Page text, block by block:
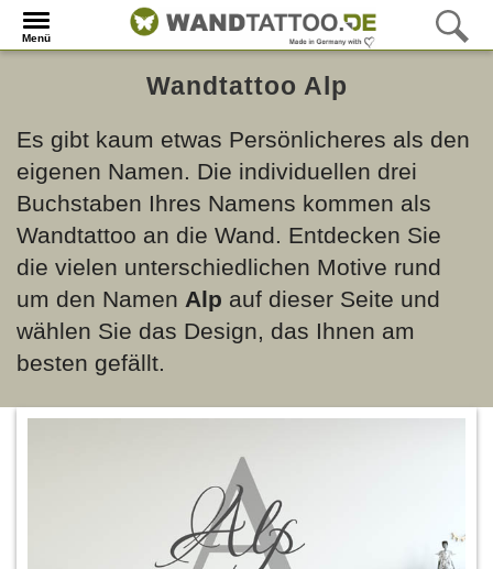
Menü
Wandtattoo Alp
Es gibt kaum etwas Persönlicheres als den
eigenen Namen. Die individuellen drei
Buchstaben Ihres Namens kommen als
Wandtattoo an die Wand. Entdecken Sie
die vielen unterschiedlichen Motive rund
um den Namen Alp auf dieser Seite und
wählen Sie das Design, das Ihnen am
besten gefällt.